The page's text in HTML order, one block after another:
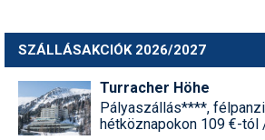
Síugrás
SZÁLLÁSAKCIÓK 2026/2027
Turracher Höhe
Pályaszállás****,
hétköznapokon 109 €-tól